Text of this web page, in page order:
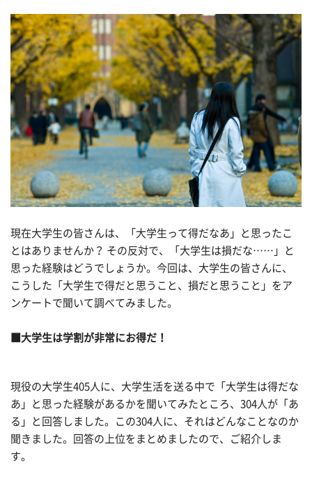
現在大学生の皆さんは、「大学生って得だなあ」と思ったこ
とはありませんか？ その反対で、「大学生は損だな……」と
思った経験はどうでしょうか。今回は、大学生の皆さんに、
こうした「大学生で得だと思うこと、損だと思うこと」をア
ンケートで聞いて調べてみました。
■大学生は学割が非常にお得だ！
現役の大学生405人に、大学生活を送る中で「大学生は得だな
あ」と思った経験があるかを聞いてみたところ、304人が「あ
る」と回答しました。この304人に、それはどんなことなのか
聞きました。回答の上位をまとめましたので、ご紹介しま
す。